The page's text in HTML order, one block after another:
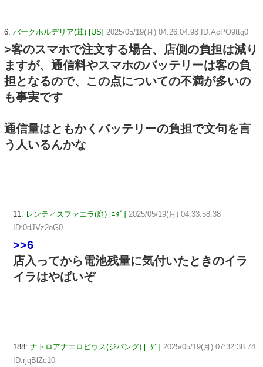
6: バークホルデリア(茸) [US] 2025/05/19(月) 04:26:04.98 ID:AcPO9ttg0
>客のスマホで注文する場合、店側の負担は減り
ますが、通信料やスマホのバッテリーは客の負
担となるので、この点についての不満が多いの
も事実です
通信量はともかくバッテリーの負担で文句を言
う人いるんかな
11: レンティスファエラ(庭) [ﾆﾀﾞ] 2025/05/19(月) 04:33:58.38
ID:0dJVz2oG0
>>6
店入ってから電池残量に気付いたときのイラ
イラはやばいぞ
188: ナトロアナエロビウス(ジパング) [ﾆﾀﾞ] 2025/05/19(月) 07:32:38.74
ID:rjqBlZc10